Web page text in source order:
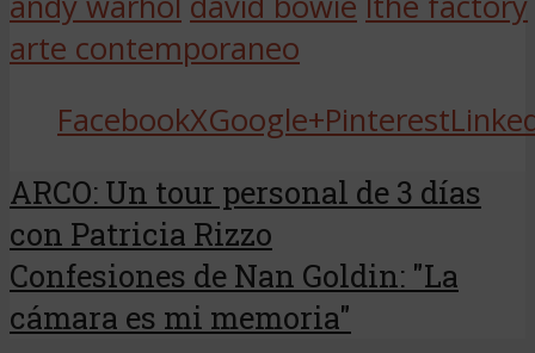
arte contemporaneo
FacebookXGoogle+Pinterest
ARCO: Un tour personal de 3 días
con Patricia Rizzo
Confesiones de Nan Goldin: "La
cámara es mi memoria"